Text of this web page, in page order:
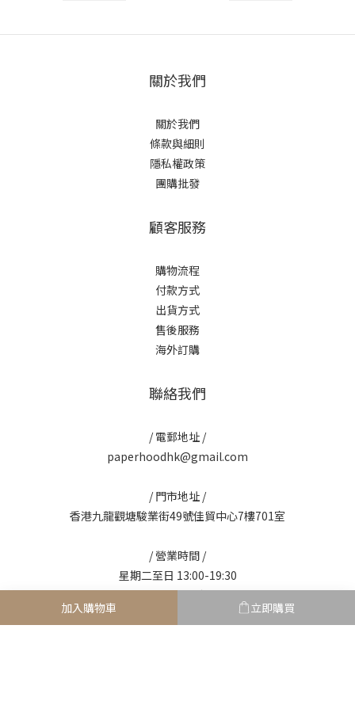
加入購物車 立即購買
關於我們
關於我們
條款與細則
隱私權政策
團購批發
顧客服務
購物流程
付款方式
出貨方式
售後服務
海外訂購
聯絡我們
/ 電郵地址 /
paperhoodhk@gmail.com
/ 門市地址 /
香港九龍觀塘駿業街49號佳貿中心7樓701室
/ 營業時間 /
星期二至日 13:00-19:30
星期一 休息